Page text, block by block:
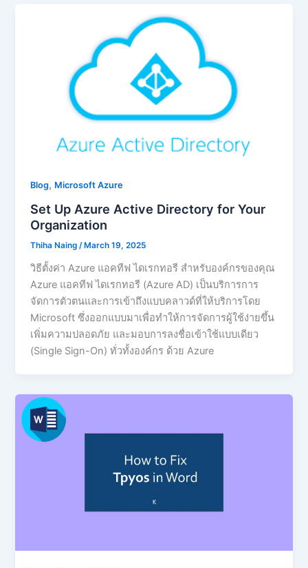
Blog, Microsoft Azure
Set Up Azure Active Directory for Your
Organization
Thiha Naing/ March 19, 2025
วิธีตั้งค่า Azure แอคทีฟ ไดเรกทอรี สำหรับองค์กรของคุณ
Azure แอคทีฟ ไดเรกทอรี (Azure AD) เป็นบริการการ
จัดการตัวตนและการเข้าถึงแบบคลาวด์ที่ให้บริการโดย
Microsoft ซึ่งออกแบบมาเพื่อทำให้การจัดการผู้ใช้ง่ายขึ้น
เพิ่มความปลอดภัย และมอบการลงชื่อเข้าใช้แบบเดียว
(Single Sign-On) ทั่วทั้งองค์กร ด้วย Azure